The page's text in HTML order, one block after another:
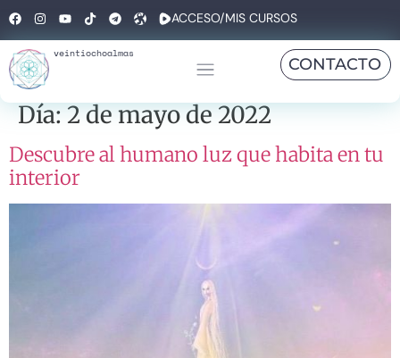
ACCESO/MIS CURSOS
veintiochoalmas
CONTACTO
Día:2 de mayo de 2022
Descubre al humano luz que habita en tu
interior